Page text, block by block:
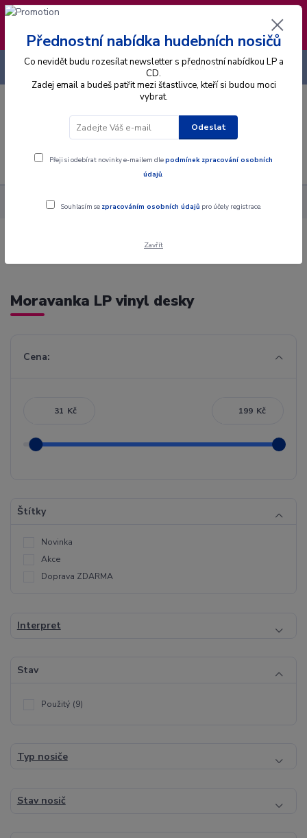
❣️ Od 4.8. do 13.8. čerpám dovolenou. Datum
expedice objednávek se posouvá na pátek
14.8.2026 🐋
Menu
CZK
+420 725 736 293
Hudební styly Dechovka Moravanka
Moravanka LP vinyl desky
Cena:
Kč Kč
Štítky
Novinka
Akce
Doprava ZDARMA
Interpret
Stav
Použitý (9)
Typ nosiče
Stav nosič
Přednostní nabídka hudebních nosičů
Co nevidět budu rozesílat newsletter s přednostní nabídkou LP a
CD.
Zadej email a budeš patřit mezi šťastlivce, kteří si budou moci
vybrat.
Odeslat
Přeji si odebírat novinky e-mailem dlepodmínek zpracování osobních
údajů.
Souhlasím se zpracováním osobních údajů pro účely registrace.
Zavřít